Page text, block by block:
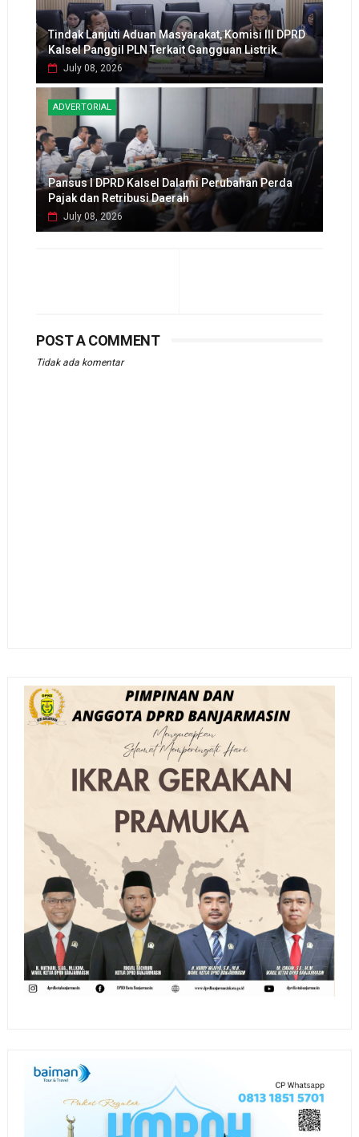
Tindak Lanjuti Aduan Masyarakat, Komisi III DPRD
Kalsel Panggil PLN Terkait Gangguan Listrik
July 08, 2026
ADVERTORIAL
Pansus I DPRD Kalsel Dalami Perubahan Perda
Pajak dan Retribusi Daerah
July 08, 2026
POST A COMMENT
Tidak ada komentar